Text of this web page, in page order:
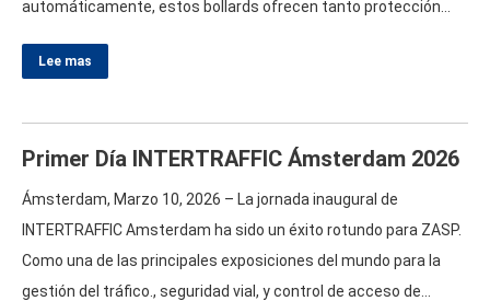
automáticamente, estos bollards ofrecen tanto protección
bollards hidráulicos de entrada se pueden controlar fácilmente
sistema de control de acceso, permitiendo un despliegue
rápido. Construcción robusta:Made…
Lee mas
Primer Día INTERTRAFFIC Ámsterdam 2026
Ámsterdam, Marzo 10, 2026 – La jornada inaugural de
INTERTRAFFIC Amsterdam ha sido un éxito rotundo para ZASP.
Como una de las principales exposiciones del mundo para la
gestión del tráfico., seguridad vial, y control de acceso de